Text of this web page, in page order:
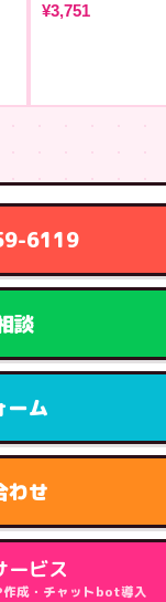
¥3,751
6119
談
ーム
わせ
ービス
作成・チャットbot導入